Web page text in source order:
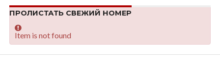
ПРОЛИСТАТЬ СВЕЖИЙ НОМЕР
Item is not found